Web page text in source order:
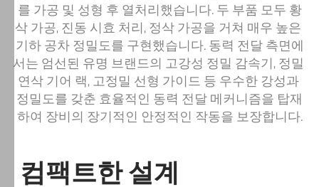
를 가공 및 성형 후 열처리했습니다. 두 부품 모두 황
삭 가공, 진동 시효 처리, 정삭 가공을 거쳐 매우 높은
기하 공차 정밀도를 구현했습니다. 동력 전달 측면에
서는 엄선된 유명 브랜드의 고강성 정밀 감속기, 정밀
연삭 기어 랙, 고정밀 선형 가이드 등 우수한 강성과
정밀도를 갖춘 효율적인 동력 전달 메커니즘을 탑재
하여 장비의 장기적인 안정적인 작동을 보장합니다.
컴팩트한 설계